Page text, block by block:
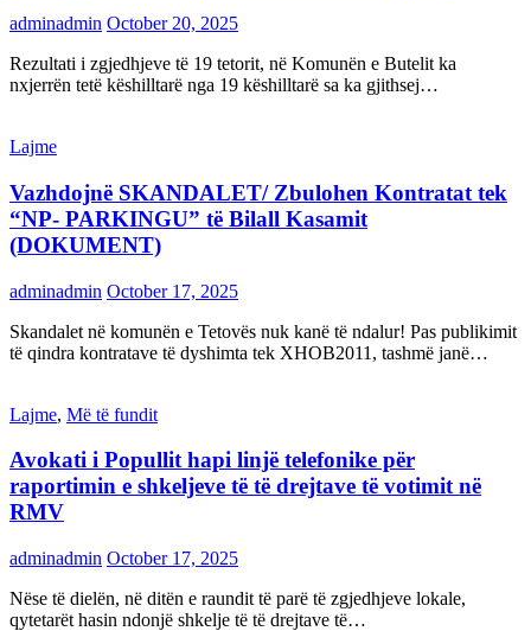
adminadmin October 20, 2025
Rezultati i zgjedhjeve të 19 tetorit, në Komunën e Butelit ka
nxjerrën tetë këshilltarë nga 19 këshilltarë sa ka gjithsej…
Lajme
Vazhdojnë SKANDALET/ Zbulohen Kontratat tek
“NP- PARKINGU” të Bilall Kasamit
(DOKUMENT)
adminadmin October 17, 2025
Skandalet në komunën e Tetovës nuk kanë të ndalur! Pas publikimit
të qindra kontratave të dyshimta tek XHOB2011, tashmë janë…
Lajme, Më të fundit
Avokati i Popullit hapi linjë telefonike për
raportimin e shkeljeve të të drejtave të votimit në
RMV
adminadmin October 17, 2025
Nëse të dielën, në ditën e raundit të parë të zgjedhjeve lokale,
qytetarët hasin ndonjë shkelje të të drejtave të…